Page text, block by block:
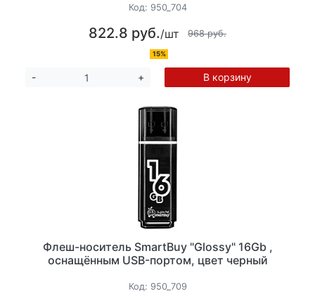
Код: 950_704
822.8 руб./шт 968 руб.
15%
- + В корзину
Флеш-носитель SmartBuy "Glossy" 16Gb ,
оснащённым USB-портом, цвет черный
Код: 950_709